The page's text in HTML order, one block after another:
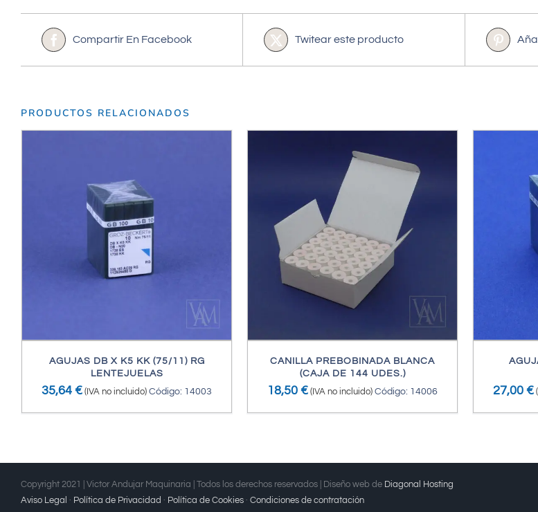
Compartir En Facebook Twitear este producto
PRODUCTOS RELACIONADOS
AGUJAS DB X K5 KK (75/11) RG
LENTEJUELAS
35,64 € (IVA no incluido) Código: 14003
/ DETALLES
CANILLA PREBOBINADA BLANCA
(CAJA DE 144 UDES.)
18,50 € (IVA no incluido) Código: 14006
/ DETALLES
27,00 €
Copyright 2021 | Victor Andujar Maquinaria | Todos los derechos reservados | Diseño web de Diagonal Hosting
Aviso Legal · Política de Privacidad · Política de Cookies · Condiciones de contratación